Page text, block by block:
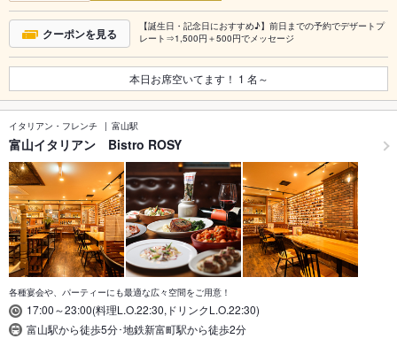
クーポンを見る
【誕生日・記念日におすすめ♪】前日までの予約でデザートプ
レート⇒1,500円＋500円でメッセージ
本日お席空いてます！ 1 名～
イタリアン・フレンチ 富山駅
富山イタリアン Bistro ROSY
各種宴会や、パーティーにも最適な広々空間をご用意！
17:00～23:00(料理L.O.22:30,ドリンクL.O.22:30)
富山駅から徒歩5分･地鉄新富町駅から徒歩2分